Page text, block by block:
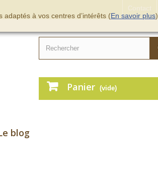
Panier (vide)
blog
à vos centres d’intérêts (En savoir plus).